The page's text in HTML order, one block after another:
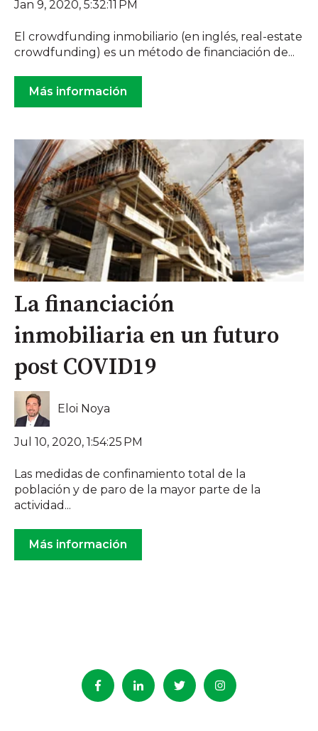
Jan 9, 2020, 5:32:11 PM
El crowdfunding inmobiliario (en inglés, real-estate
crowdfunding) es un método de financiación de...
Más información
La financiación
inmobiliaria en un futuro
post COVID19
Eloi Noya
Jul 10, 2020, 1:54:25 PM
Las medidas de confinamiento total de la
población y de paro de la mayor parte de la
actividad...
Más información